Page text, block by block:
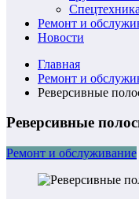
Спецтехника
Ремонт и
Новости
Главная
Ремонт и
Реверсивные
Реверсивные
Ремонт и обслуживание